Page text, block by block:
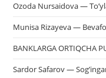
Ozoda Nursaidova —
Munisa Rizayeva —
BANKLARGA ORTIQCHA
Sardor Safarov —